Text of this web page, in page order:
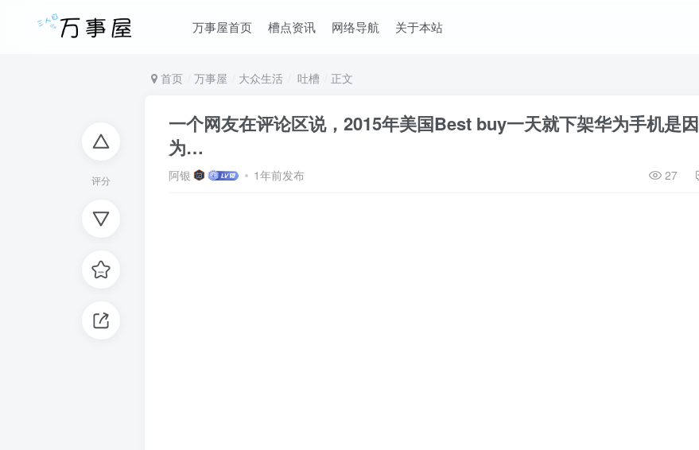
万事屋首页 槽点资讯 网络导航 关于本站
评分
首页 万事屋 大众生活 吐槽 正文
一个网友在评论区说，2015年美国Best buy一天就下架华为手机是因
为…
阿银 1年前发布 27